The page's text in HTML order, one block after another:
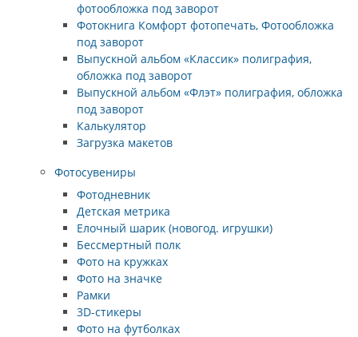
фотообложка под заворот
Фотокнига Комфорт фотопечать, Фотообложка
под заворот
Выпускной альбом «Классик» полиграфия,
обложка под заворот
Выпускной альбом «Флэт» полиграфия, обложка
под заворот
Калькулятор
Загрузка макетов
Фотосувениры
Фотодневник
Детская метрика
Елочный шарик (новогод. игрушки)
Бессмертный полк
Фото на кружках
Фото на значке
Рамки
3D-стикеры
Фото на футболках